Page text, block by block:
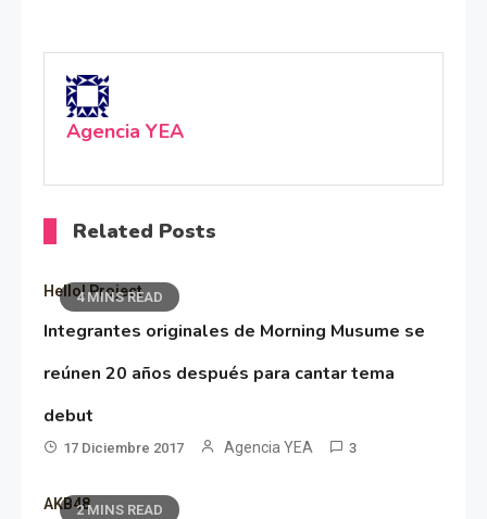
Agencia YEA
Related Posts
4 MINS READ
Hello! Project
Integrantes originales de Morning Musume se
reúnen 20 años después para cantar tema
debut
17 Diciembre 2017 Agencia YEA 3
2 MINS READ
AKB48